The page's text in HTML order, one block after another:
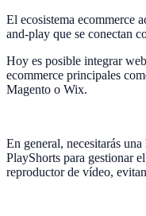
El ecosistema ecommerce
and-play que se conectan
Hoy es posible integrar
ecommerce principales
Magento o Wix.
En general, necesitarás
PlayShorts para gestionar
reproductor de vídeo,